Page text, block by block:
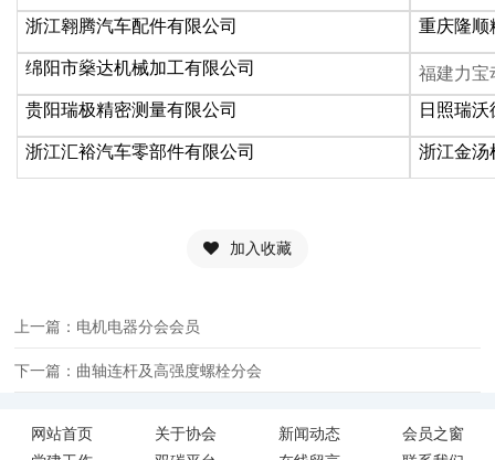
浙江翱腾汽车配件有限公司 重庆隆顺
绵阳市燊达机械加工有限公司
福建力宝
贵阳瑞极精密测量有限公司
日照瑞
浙江汇裕汽车零部件有限公司 浙江金汤
加入收藏
上一篇：电机电器分会会员
下一篇：曲轴连杆及高强度螺栓分会
网站首页 关于协会 新闻动态
会员之窗